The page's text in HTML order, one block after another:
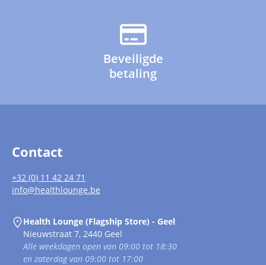
Beveiligde
betaling
Contact
+32 (0) 11 42 24 71
info@healthlounge.be
Health Lounge (Flagship Store) - Geel
Nieuwstraat 7, 2440 Geel
Alle weekdagen open van 09:00 tot 18:30
en zaterdag van 09:00 tot 17:00